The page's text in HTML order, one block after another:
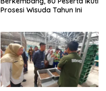
Prosesi Wisuda Tahun Ini